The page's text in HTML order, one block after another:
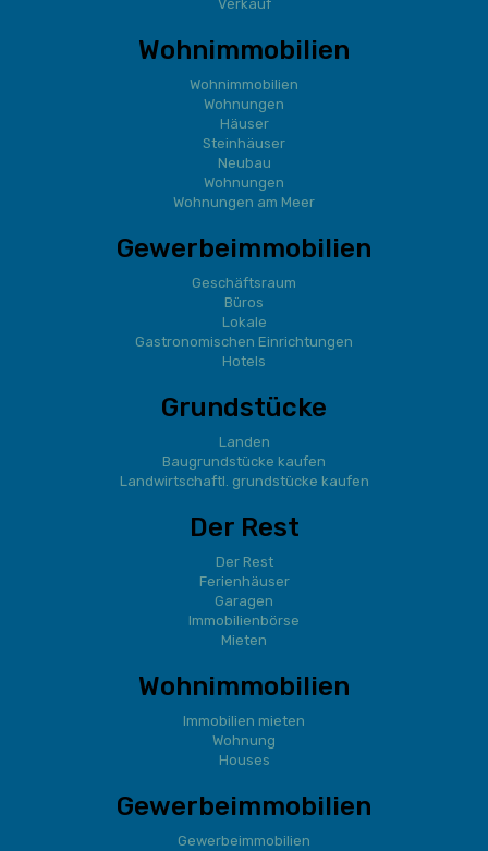
Verkauf
Wohnimmobilien
Wohnimmobilien
Wohnungen
Häuser
Steinhäuser
Neubau
Wohnungen
Wohnungen am Meer
Gewerbeimmobilien
Geschäftsraum
Büros
Lokale
Gastronomischen Einrichtungen
Hotels
Grundstücke
Landen
Baugrundstücke kaufen
Landwirtschaftl. grundstücke kaufen
Der Rest
Der Rest
Ferienhäuser
Garagen
Immobilienbörse
Mieten
Wohnimmobilien
Immobilien mieten
Wohnung
Houses
Gewerbeimmobilien
Gewerbeimmobilien